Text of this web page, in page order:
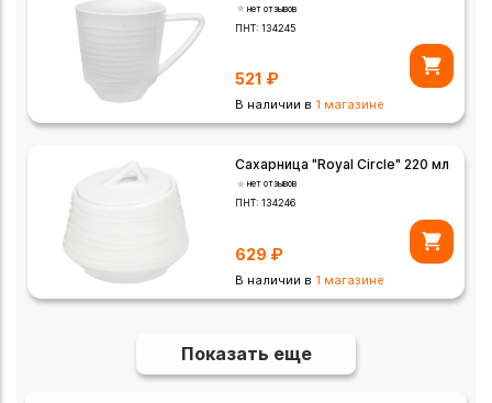
нет отзывов
ПНТ:134245
521 ₽
В наличии в 1 магазине
Сахарница "Royal Circle" 220 мл
нет отзывов
ПНТ:134246
629 ₽
В наличии в 1 магазине
Показать еще